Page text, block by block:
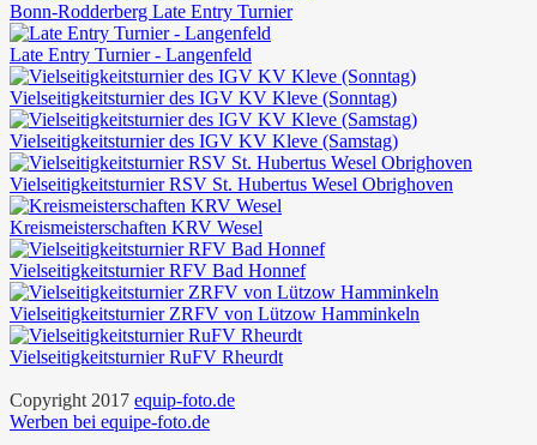
Bonn-Rodderberg Late Entry Turnier
Late Entry Turnier - Langenfeld
Vielseitigkeitsturnier des IGV KV Kleve (Sonntag)
Vielseitigkeitsturnier des IGV KV Kleve (Samstag)
Vielseitigkeitsturnier RSV St. Hubertus Wesel Obrighoven
Kreismeisterschaften KRV Wesel
Vielseitigkeitsturnier RFV Bad Honnef
Vielseitigkeitsturnier ZRFV von Lützow Hamminkeln
Vielseitigkeitsturnier RuFV Rheurdt
Copyright 2017 equip-foto.de
Werben bei equipe-foto.de